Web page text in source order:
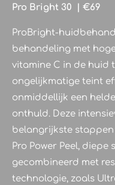
Pro Bright 30 | €69
ProBright-
behandeling met
vitamine C in de huid
ongelijkmatige teint
onmiddellijk een
onthuld. Deze
belangrijkste stappen
Pro Power Peel,
gecombineerd met
technologie, zoals